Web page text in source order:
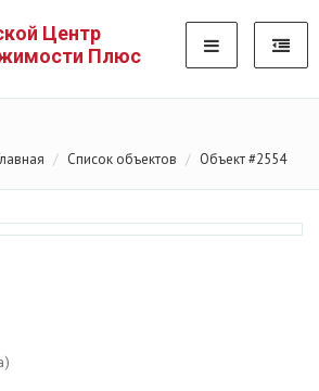
Центр
Плюс
Список объектов Объект #2554